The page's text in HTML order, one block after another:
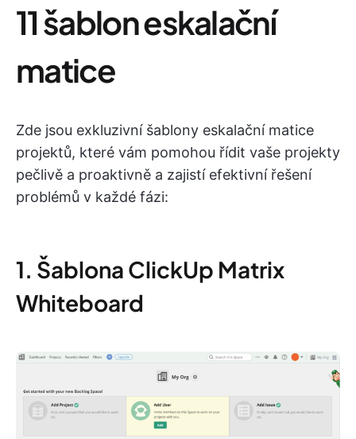
11 šablon eskalační
matice
Zde jsou exkluzivní šablony eskalační matice
projektů, které vám pomohou řídit vaše projekty
pečlivě a proaktivně a zajistí efektivní řešení
problémů v každé fázi:
1. Šablona ClickUp Matrix
Whiteboard